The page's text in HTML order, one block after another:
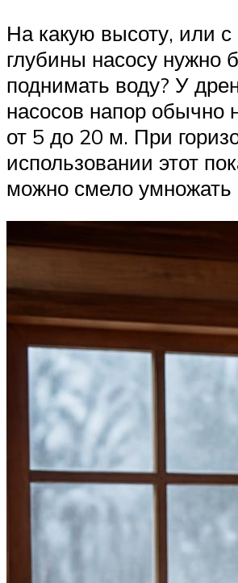
На какую высоту, или с
глубины насосу нужно
поднимать воду? У
насосов напор обычно
от 5 до 20 м. При
использовании этот
можно смело умножать